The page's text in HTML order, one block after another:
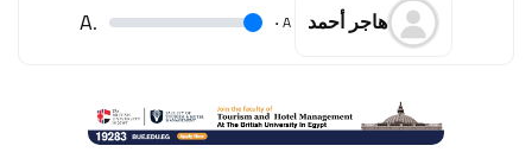
هاجر أحمد A
.
.A